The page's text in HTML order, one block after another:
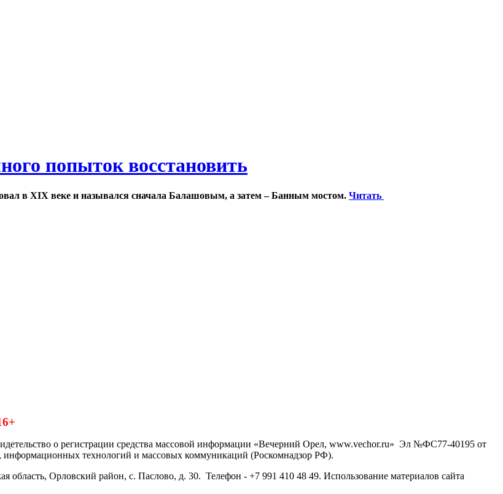
попыток восстановить
в XIX веке и назывался сначала Балашовым, а затем – Банным мостом. Читать
о регистрации средства массовой информации «Вечерний Орел, www.vechor.ru» Эл №ФС77-40195 от
информационных технологий и массовых коммуникаций (Роскомнадзор РФ).
область, Орловский район, с. Паслово, д. 30. Телефон - +7 991 410 48 49. Использование материалов сайта